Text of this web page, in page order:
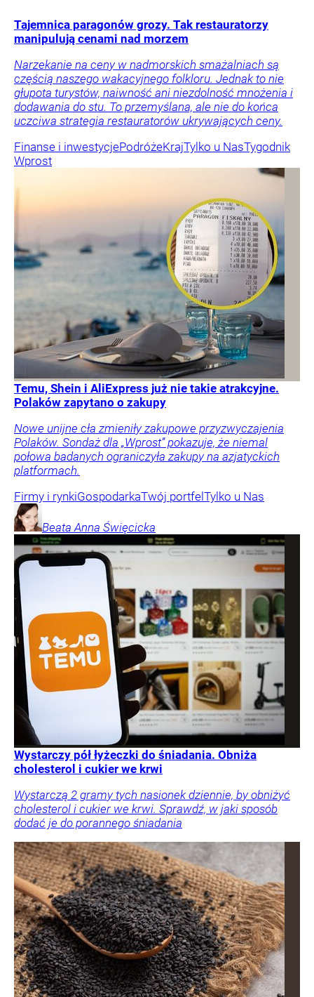
Tajemnica paragonów grozy. Tak restauratorzy
manipulują cenami nad morzem
Narzekanie na ceny w nadmorskich smażalniach są
częścią naszego wakacyjnego folkloru. Jednak to nie
głupota turystów, naiwność ani niezdolność mnożenia i
dodawania do stu. To przemyślana, ale nie do końca
uczciwa strategia restauratorów ukrywających ceny.
Finanse i inwestycjePodróżeKrajTylko u NasTygodnik
Wprost
Temu, Shein i AliExpress już nie takie atrakcyjne.
Polaków zapytano o zakupy
Nowe unijne cła zmieniły zakupowe przyzwyczajenia
Polaków. Sondaż dla „Wprost” pokazuje, że niemal
połowa badanych ograniczyła zakupy na azjatyckich
platformach.
Firmy i rynkiGospodarkaTwój portfelTylko u Nas
Beata Anna Święcicka
Wystarczy pół łyżeczki do śniadania. Obniża
cholesterol i cukier we krwi
Wystarczą 2 gramy tych nasionek dziennie, by obniżyć
cholesterol i cukier we krwi. Sprawdź, w jaki sposób
dodać je do porannego śniadania